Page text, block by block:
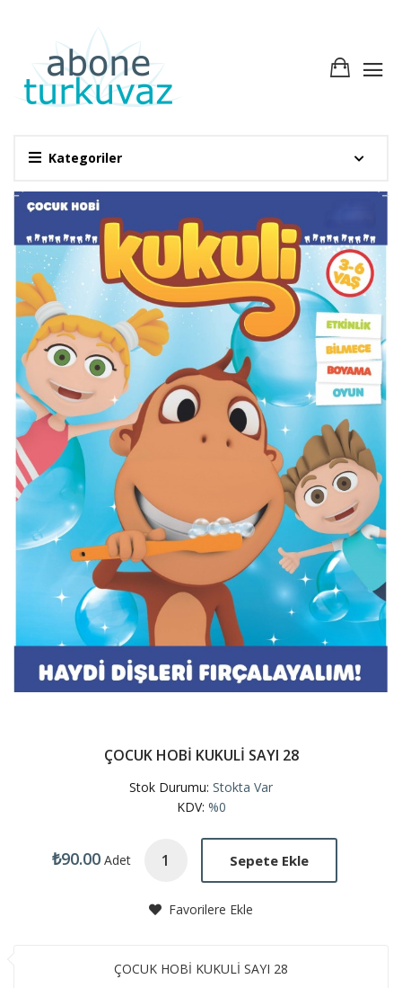
Kategoriler
ÇOCUK HOBİ KUKULİ SAYI 28
Stok Durumu: Stokta Var
KDV: %0
₺90.00 Adet Sepete Ekle
Favorilere Ekle
ÇOCUK HOBİ KUKULİ SAYI 28